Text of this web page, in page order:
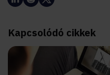
Kapcsolódó cikkek